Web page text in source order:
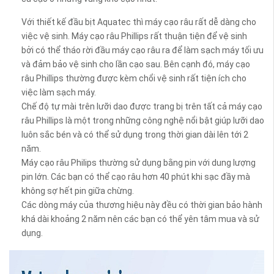
Với thiết kế đầu bịt Aquatec thì máy cạo râu rất dễ dàng cho
việc vệ sinh. Máy cạo râu Phillips rất thuận tiện để vệ sinh
bởi có thể tháo rời đầu máy cạo râu ra để làm sạch máy tối ưu
và đảm bảo vệ sinh cho lần cạo sau. Bên cạnh đó, máy cạo
râu Phillips thường được kèm chổi vệ sinh rất tiện ích cho
việc làm sạch máy.
Chế độ tự mài trên lưỡi dao được trang bị trên tất cả máy cạo
râu Phillips là một trong những công nghệ nổi bật giúp lưỡi dao
luôn sắc bén và có thể sử dụng trong thời gian dài lên tới 2
năm.
Máy cạo râu Philips thường sử dụng bằng pin với dung lượng
pin lớn. Các bạn có thể cạo râu hơn 40 phút khi sạc đầy mà
không sợ hết pin giữa chừng.
Các dòng máy của thương hiệu này đều có thời gian bảo hành
khá dài khoảng 2 năm nên các bạn có thể yên tâm mua và sử
dụng.